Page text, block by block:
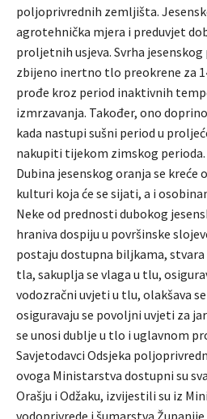
poljoprivrednih zemljišta.
agrotehnička mjera i preduvjet
proljetnih usjeva. Svrha jesenskog
zbijeno inertno tlo preokrene za
prođe kroz period inaktivnih
izmrzavanja. Također, ono
kada nastupi sušni period u
nakupiti tijekom zimskog perioda.
Dubina jesenskog oranja se kreće
kulturi koja će se sijati, a i
Neke od prednosti dubokog
hraniva dospiju u površinske
postaju dostupna biljkama,
tla, sakuplja se vlaga u tlu,
vodozračni uvjeti u tlu, olakšava
osiguravaju se povoljni uvjeti za
se unosi dublje u tlo i uglavnom
Savjetodavci Odsjeka
ovoga Ministarstva dostupni su
Orašju i Odžaku, izvijestili su iz
vodoprivrede i šumarstva Županije